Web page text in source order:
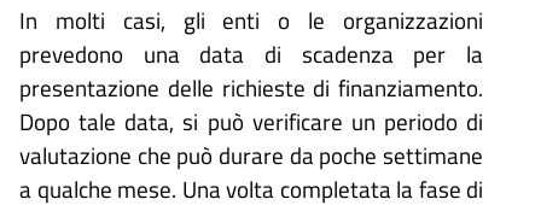
In molti casi, gli enti o le organizzazioni
prevedono una data di scadenza per la
presentazione delle richieste di finanziamento.
Dopo tale data, si può verificare un periodo di
valutazione che può durare da poche settimane
a qualche mese. Una volta completata la fase di